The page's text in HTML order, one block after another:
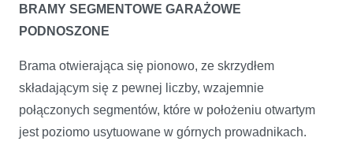
BRAMY SEGMENTOWE GARAŻOWE
PODNOSZONE
Brama otwierająca się pionowo, ze skrzydłem
składającym się z pewnej liczby, wzajemnie
połączonych segmentów, które w położeniu otwartym
jest poziomo usytuowane w górnych prowadnikach.